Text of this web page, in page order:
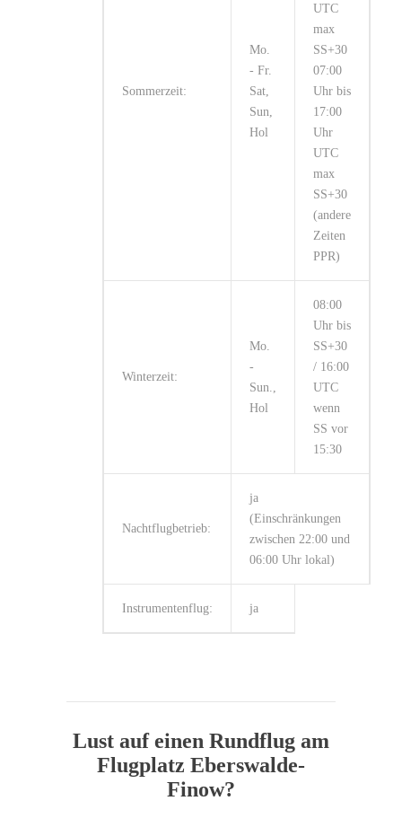
Sommerzeit:
Mo.
- Fr.
Sat,
Sun,
Hol
UTC
max
SS+30
07:00
Uhr bis
17:00
Uhr
UTC
max
SS+30
(andere
Zeiten
PPR)
Winterzeit:
Mo.
-
Sun.,
Hol
08:00
Uhr bis
SS+30
/ 16:00
UTC
wenn
SS vor
15:30
Nachtflugbetrieb:
ja
(Einschränkungen
zwischen 22:00 und
06:00 Uhr lokal)
Instrumentenflug: ja
Lust auf einen Rundflug am
Flugplatz Eberswalde-
Finow?